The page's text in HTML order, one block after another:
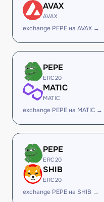
AVAX
AVAX
exchange PEPE на AVAX →
PEPE
ERC20
MATIC
MATIC
exchange PEPE на MATIC →
PEPE
ERC20
SHIB
ERC20
exchange PEPE на SHIB →